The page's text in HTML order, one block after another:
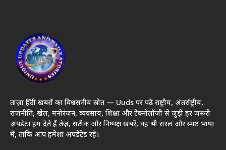
ताज़ा हिंदी खबरों का विश्वसनीय स्रोत — Uuds पर पढ़ें राष्ट्रीय, अंतर्राष्ट्रीय,
राजनीति, खेल, मनोरंजन, व्यवसाय, शिक्षा और टेक्नोलॉजी से जुड़ी हर जरूरी
अपडेट। हम देते हैं तेज़, सटीक और निष्पक्ष खबरें, वह भी सरल और स्पष्ट भाषा
में, ताकि आप हमेशा अपडेटेड रहें।